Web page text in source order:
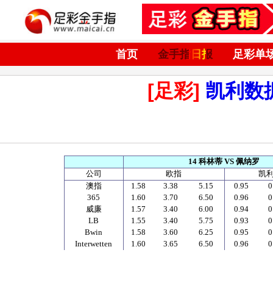
首页 金手指日报 足彩单
[足彩] 凯利数
14 科林蒂 VS 佩纳罗
公司
欧指
凯
澳指
1.58 3.38 5.15 0.95
365
1.60 3.70 6.50 0.96
威廉
1.57 3.40 6.00 0.94
LB
1.55 3.40 5.75 0.93
Bwin
1.58 3.60 6.25 0.95
Interwetten
1.60 3.65 6.50 0.96